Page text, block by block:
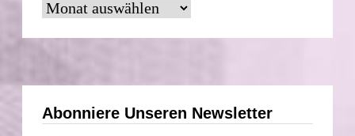
Suche
nach
Datum
Abonniere Unseren Newsletter